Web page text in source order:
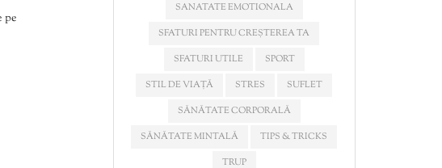
pe
SANATATE EMOTIONALA
SFATURI PENTRU CREȘTEREA TA
SFATURI UTILE
SPORT
STIL DE VIAȚĂ
STRES
SUFLET
SĂNĂTATE CORPORALĂ
SĂNĂTATE MINTALĂ
TIPS & TRICKS
TRUP